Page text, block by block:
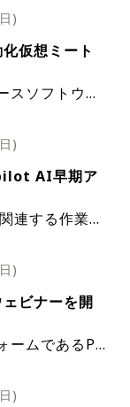
大は、Pag
に戦略的
PagerDut
見通しも提
また、非
純利益が0.
。2025年
から4億7,
GAAP純利
PagerDut
る記述は、
自信を反映
況と相まっ
づくクラ
を運用
、マイクロ
る多数のア
は、Datad
のエコシ
ェビナー
どのよう
を得ること
範な統合
ンシデント
JCBがどの
せて迅速
障害のリ
にインシ
強化できる
に対処する
シニ
ナーでは、
減、ビジネ
調すること
全体を通じ
の利点、
本、Pager
まなツー
きる。この
提供する。
ライフサイ
トレーショ
ーション
できるかを
ライトとな
プラットフ
できる。イ
で終了す
質問に対処
越え続ける
ITシステ
されてい
進む世界で
組みの証
)
仮想ミート
ソフトウェ
バーチャル
ウェビナー
好家を集める
は、参加者
キルを向上さ
ップ
23:00
ITインフ
Erasmus
James Pickl
よる成功事
と自動化が
と組織の成
を垣間見る
らのストーリ
ことができ
て、オープ
を提供する
は、それが
察を特に期待
、ベスト プラ
て学ぶことを
ォームも提
の経験を共
性のあるつな
力的な性質
ンナップす
の触媒とな
内での知識交
)
AI早期ア
連する作業負
アクセスの
は、IT運用の
一連のアッ
Copilot
Postmorte
対応プロセ
ョン5.1もリ
および
の堅牢な基
Runner
、Thy
化は、複雑なI
Orchestratio
機能をさら
ーは重要な
Orchestratio
る。この方
ードのAnaly
しいOperatio
は、チーム
推奨事項を
ジェットやホ
スケジュー
に発表し
)
ビナーを開
ームであるPa
提供するこ
て使ってみ
)